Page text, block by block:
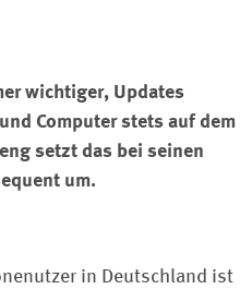
wichtiger, Updates
Computer stets auf dem
setzt das bei seinen
um.
in Deutschland ist